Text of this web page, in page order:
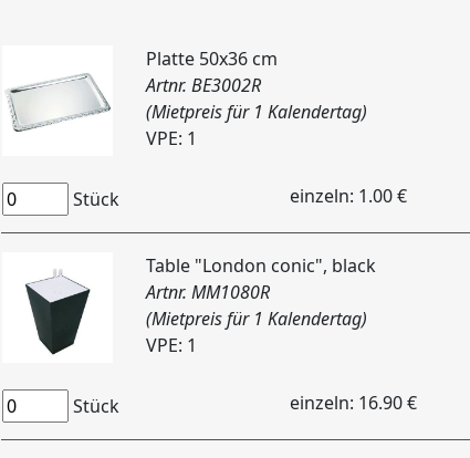
Platte 50x36 cm
Artnr. BE3002R
(Mietpreis für 1 Kalendertag)
VPE: 1
Stück einzeln: 1.00 €
Table "London conic", black
Artnr. MM1080R
(Mietpreis für 1 Kalendertag)
VPE: 1
Stück einzeln: 16.90 €